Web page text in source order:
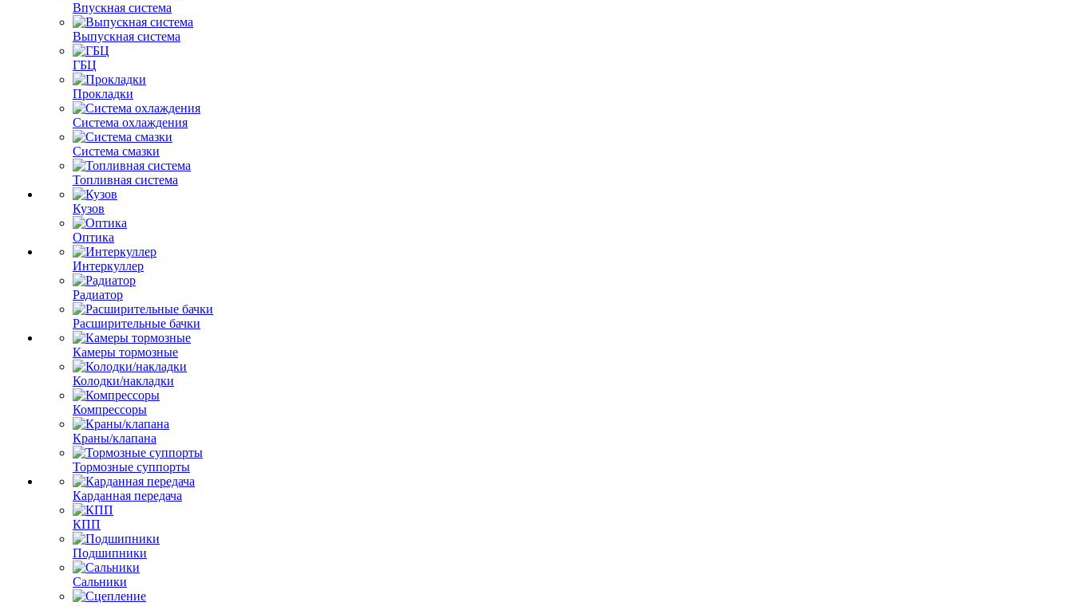
Впускная система
Выпускная система
ГБЦ
Прокладки
Система охлаждения
Система смазки
Топливная система
Кузов
Оптика
Интеркуллер
Радиатор
Расширительные бачки
Камеры тормозные
Колодки/накладки
Компрессоры
Краны/клапана
Тормозные суппорты
Карданная передача
КПП
Подшипники
Сальники